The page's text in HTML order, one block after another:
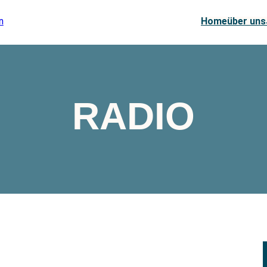
Homeüber uns
RADIO